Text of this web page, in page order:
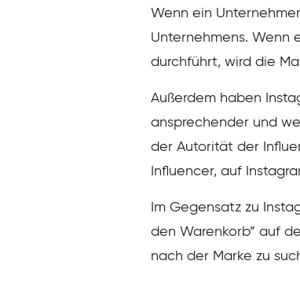
Wenn ein
Unternehmens. Wenn
durchführt, wird die
Außerdem haben
ansprechender und
der Autorität der
Influencer, auf
Im Gegensatz zu
den Warenkorb” auf
nach der Marke zu